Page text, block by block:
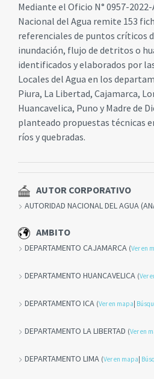
Mediante el Oficio N° 0957-
Nacional del Agua remite 153
referenciales de puntos críticos
inundación, flujo de detritos o
identificados y elaborados por
Locales del Agua en los
Piura, La Libertad, Cajamarca,
Huancavelica, Puno y Madre de
planteado propuestas técnicas
ríos y quebradas.
AUTOR CORPORATIVO
AUTORIDAD NACIONAL DEL AGUA
AMBITO
DEPARTAMENTO CAJAMARCA (Ver en
DEPARTAMENTO HUANCAVELICA (Ver
DEPARTAMENTO ICA (Ver en mapa
DEPARTAMENTO LA LIBERTAD (Ver en
DEPARTAMENTO LIMA (Ver en mapa